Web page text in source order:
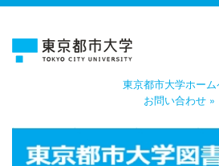
東京都市大学ホー
お問い合わせ »